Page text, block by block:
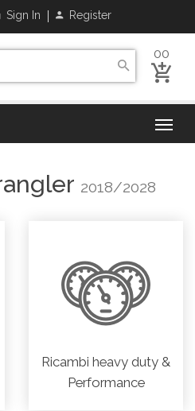
Sign In Register
00
2018/2028
Ricambi heavy duty &
Performance